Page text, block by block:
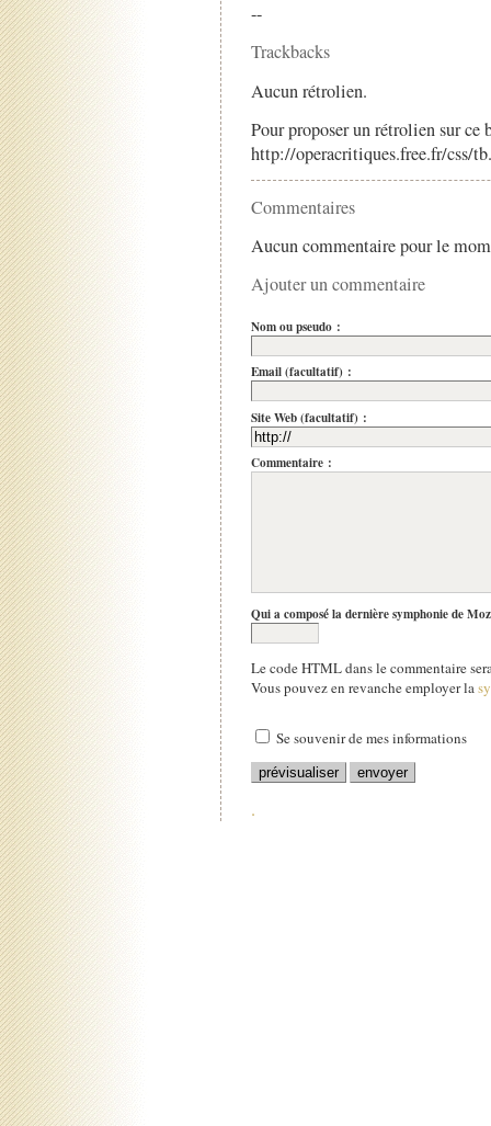
--
Trackbacks
Aucun rétrolien.
Pour proposer un rétrolien sur
http://operacritiques.free.fr/css/
Commentaires
Aucun commentaire pour le
Ajouter un commentaire
Nom ou pseudo :
Email (facultatif) :
Site Web (facultatif) :
Commentaire :
Qui a composé la dernière symphonie de
Le code HTML dans le commentaire
Vous pouvez en revanche employer la
Se souvenir de mes informations
.